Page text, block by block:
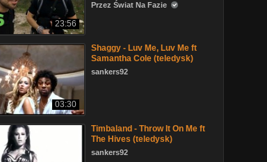
23:56
Przez Świat Na Fazie
03:30
Shaggy - Luv Me, Luv Me ft
Samantha Cole (teledysk)
sankers92
Timbaland - Throw It On Me ft
The Hives (teledysk)
sankers92